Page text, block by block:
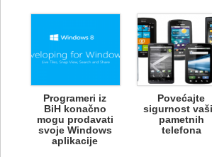
Programeri iz
BiH konačno
mogu prodavati
svoje Windows
aplikacije
Povećajte
sigurnost
pametnih
telefona